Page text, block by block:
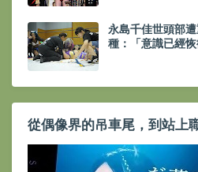
永島千佳世頭部
種：「意識已經恢
從偶像界的吊車尾，到站上